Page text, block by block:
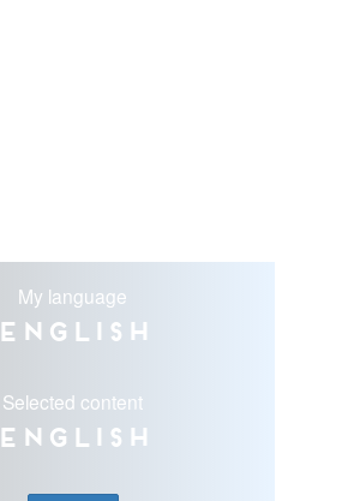
My language
English
Selected content
English